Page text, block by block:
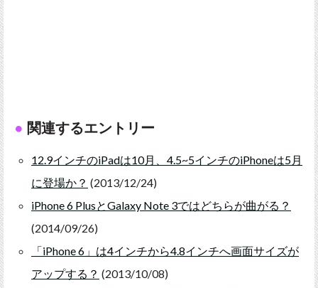
関連するエントリー
12.9インチのiPadは10月、4.5~5インチのiPhoneは5月
に登場か？ (2013/12/24)
iPhone 6 PlusとGalaxy Note 3ではどちらが曲がる？
(2014/09/26)
「iPhone 6」は4インチから4.8インチへ画面サイズが
アップする？ (2013/10/08)